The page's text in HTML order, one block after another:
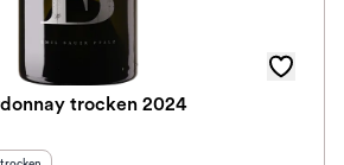
trocken 2024
Geschmack